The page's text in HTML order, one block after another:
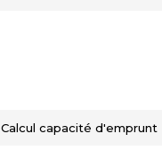
Calcul capacité d'emprunt